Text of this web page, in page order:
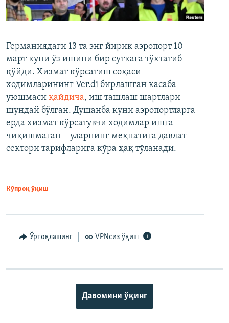
Германиядаги 13 та энг йирик аэропорт 10
март куни ўз ишини бир суткага тўхтатиб
қўйди. Хизмат кўрсатиш соҳаси
ходимларининг Ver.di бирлашган касаба
уюшмаси қайдича, иш ташлаш шартлари
шундай бўлган. Душанба куни аэропортларга
ерда хизмат кўрсатувчи ходимлар ишга
чиқишмаган − уларнинг меҳнатига давлат
сектори тарифларига кўра ҳақ тўланади.
Кўпроқ ўқиш
Ўртоқлашинг VPNсиз ўқиш
Давомини ўқинг